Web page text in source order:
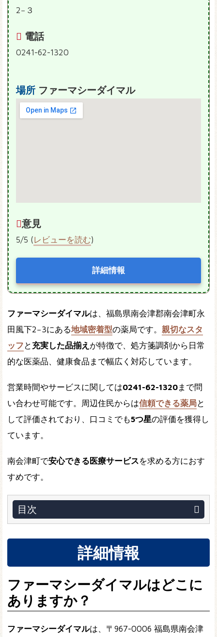
2−３
電話
0241-62-1320
場所 ファーマシーダイマル
意見
5/5 (レビューを読む)
詳細情報
ファーマシーダイマルは、福島県南会津郡南会津町永
田風下2−3にある地域密着型の薬局です。 親切なスタ
ッフ と 充実した品揃え が特徴で、処方箋調剤から日常
的な医薬品、健康食品まで幅広く対応しています。
営業時間やサービスに関しては0241-62-1320まで問
い合わせ可能です。周辺住民からは信頼できる薬局と
して評価されており、口コミでも5つ星の評価を獲得し
ています。
南会津町で安心できる医療サービスを求める方におす
すめです。
目次
詳細情報
ファーマシーダイマルはどこに
ありますか？
ファーマシーダイマルは、〒967-0006 福島県南会津